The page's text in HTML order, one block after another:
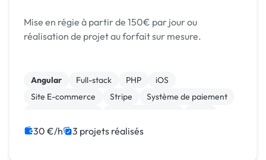
Mise en régie à partir de 150€ par jour ou
réalisation de projet au forfait sur mesure.
Angular Full-stack PHP
iOS
Site E-commerce
Stripe
Système de paiement
30 €/h 3 projets réalisés